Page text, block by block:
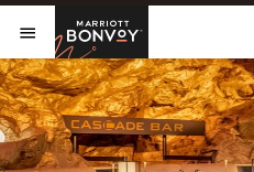
Skip to Content
메뉴 열기
Marriott